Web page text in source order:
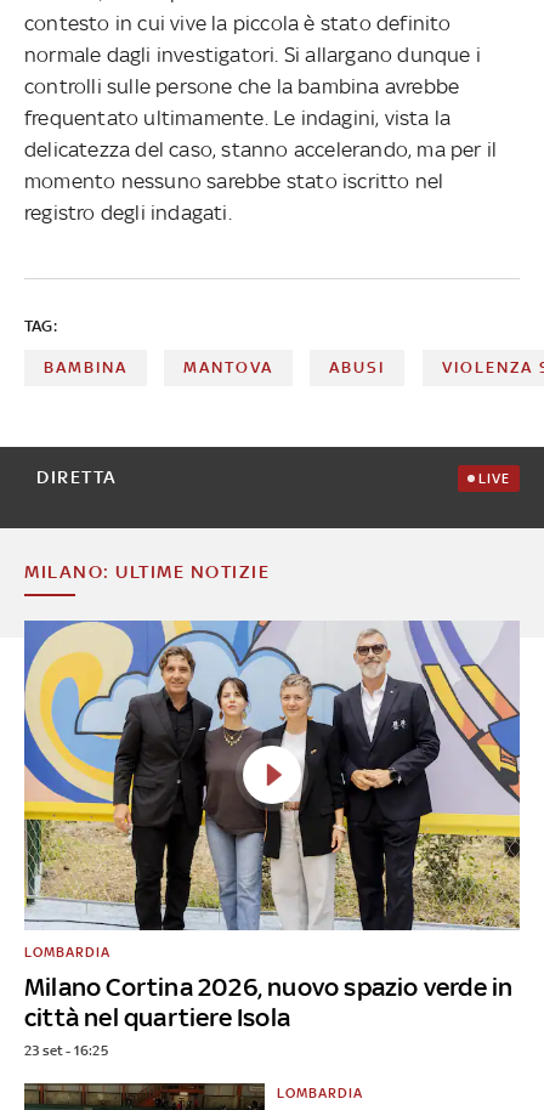
contesto in cui vive la piccola è stato definito
normale dagli investigatori. Si allargano dunque i
controlli sulle persone che la bambina avrebbe
frequentato ultimamente. Le indagini, vista la
delicatezza del caso, stanno accelerando, ma per il
momento nessuno sarebbe stato iscritto nel
registro degli indagati.
TAG:
BAMBINA MANTOVA ABUSI VIOLENZA
DIRETTA LIVE
MILANO: ULTIME NOTIZIE
Milano Cortina 2026, nuovo spazio verde in
città nel quartiere Isola
LOMBARDIA
23 set - 16:25
LOMBARDIA